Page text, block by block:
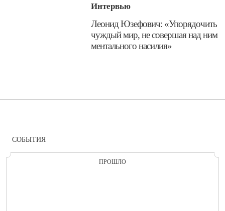
Интервью
​Леонид Юзефович: «Упорядочить
чуждый мир, не совершая над ним
ментального насилия»
СОБЫТИЯ
ПРОШЛО